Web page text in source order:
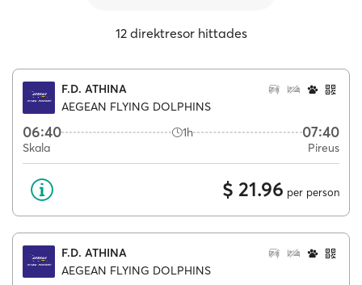
12 direktresor hittades
F.D. ATHINA
AEGEAN FLYING DOLPHINS
06:40 1h 07:40
Skala Pireus
$ 21.96 per person
F.D. ATHINA
AEGEAN FLYING DOLPHINS